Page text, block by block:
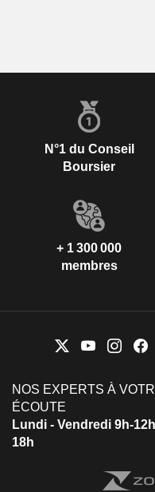
N°1 du Conseil
Boursier
+ 1 300 000
membres
NOS EXPERTS À
ÉCOUTE
Lundi - Vendredi 9h-
18h